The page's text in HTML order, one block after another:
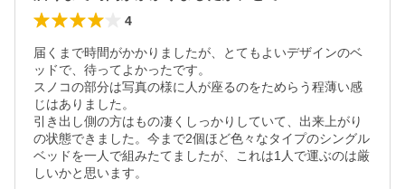
4
届くまで時間がかかりましたが、とてもよいデザインのベ
ッドで、待ってよかったです。
スノコの部分は写真の様に人が座るのをためらう程薄い感
じはありました。
引き出し側の方はもの凄くしっかりしていて、出来上がり
の状態できました。今まで2個ほど色々なタイプのシングル
ベッドを一人で組みたてましたが、これは1人で運ぶのは厳
しいかと思います。